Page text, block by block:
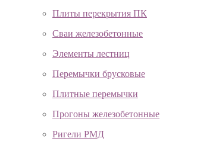
Плиты перекрытия ПК
Сваи железобетонные
Элементы лестниц
Перемычки брусковые
Плитные перемычки
Прогоны железобетонные
Ригели РМД